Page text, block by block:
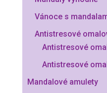
Vánoce s
Antistresové
Antistresové
Antistresové
Mandalové amulety